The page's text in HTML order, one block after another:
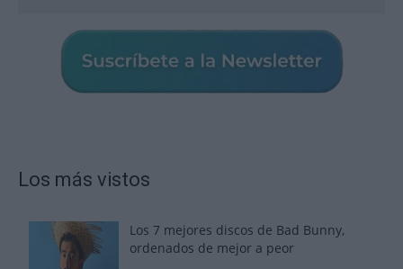
Los más vistos
Los 7 mejores discos de Bad Bunny,
ordenados de mejor a peor